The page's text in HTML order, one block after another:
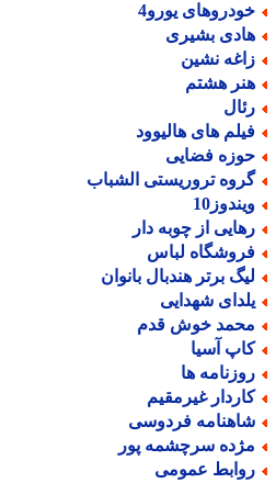
یورو4
بشیری
نشین
هشتم
های هالیوود
فضایی
تروریستی الشباب
از چوبه دار
لباس
برتر هندبال بانوان
شهدایی
خوش قدم
آسیا
ها
غیرمقیم
فردوسی
سرچشمه پور
عمومی